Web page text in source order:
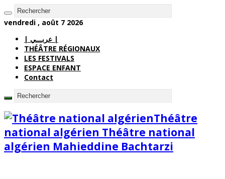
vendredi , août 7 2026
| عربـــي |
THÉÂTRE RÉGIONAUX
LES FESTIVALS
ESPACE ENFANT
Contact
Théâtre
national algérien Théâtre national
algérien Mahieddine Bachtarzi